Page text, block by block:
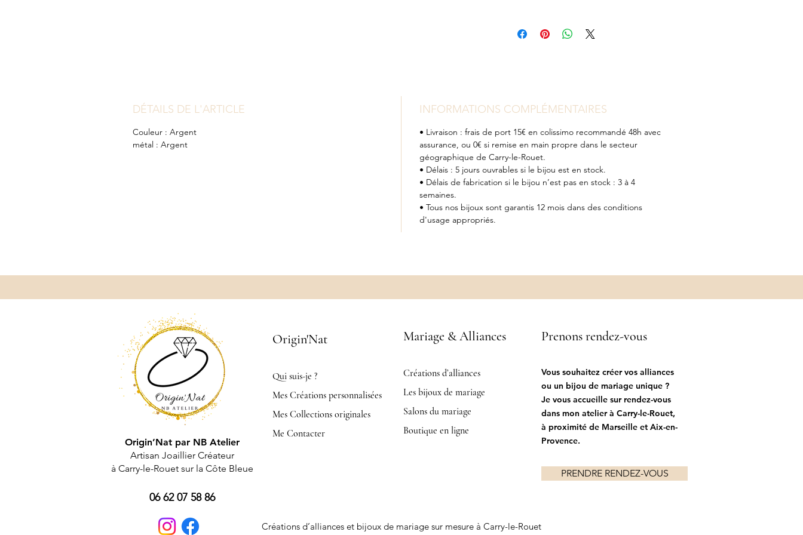
DÉTAILS DE L'ARTICLE
Couleur : Argent
métal : Argent
INFORMATIONS COMPLÉMENTAIRES
• Livraison : frais de port 15€ en colissimo recommandé 48h avec
assurance, ou 0€ si remise en main propre dans le secteur
géographique de Carry-le-Rouet.
• Délais : 5 jours ouvrables si le bijou est en stock.
• Délais de fabrication si le bijou n’est pas en stock : 3 à 4
semaines.
• Tous nos bijoux sont garantis 12 mois dans des conditions
d'usage appropriés.
Origin’Nat par NB Atelier
Artisan Joaillier Créateur
à Carry-le-Rouet sur la Côte Bleue
06 62 07 58 86
Origin'Nat
Qui suis-je ?
Mes Créations personnalisées
Mes Collections originales
Me Contacter
Mariage & Alliances
Créations d’alliances
Les bijoux de mariage
Salons du mariage
Boutique en ligne
Prenons rendez-vous
Vous souhaitez créer vos alliances
ou un bijou de mariage unique ?
Je vous accueille sur rendez-vous
dans mon atelier à Carry-le-Rouet,
à proximité de Marseille et Aix-en-
Provence.
PRENDRE RENDEZ-VOUS
Créations d’alliances et bijoux de mariage sur mesure à Carry-le-Rouet